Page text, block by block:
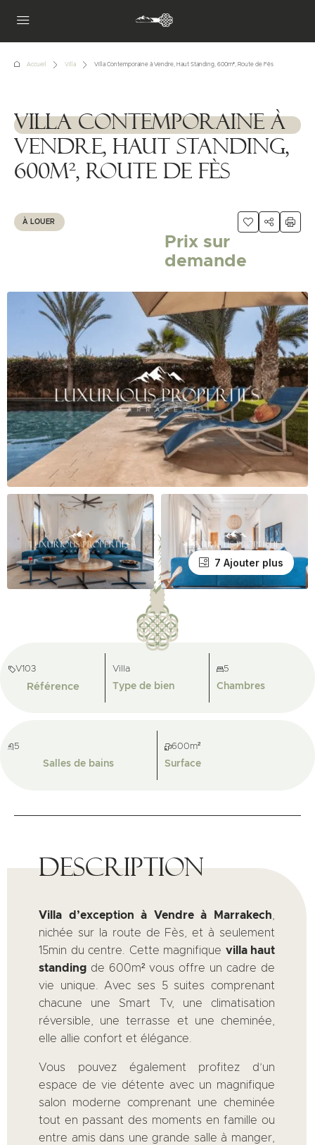
Accueil Villa Villa Contemporaine à Vendre, Haut Standing, 600m², Route de Fès
1111111
Villa Contemporaine à
Vendre, Haut Standing,
600m², Route de Fès
À LOUER
Prix sur
demande
7 Ajouter plus
V103
Référence
Villa
Type de bien
5
Chambres
5
Salles de bains
600m²
Surface
Description
Villa d’exception à Vendre à Marrakech,
nichée sur la route de Fès, et à seulement
15min du centre. Cette magnifique villa haut
standing de 600m² vous offre un cadre de
vie unique. Avec ses 5 suites comprenant
chacune une Smart Tv, une climatisation
réversible, une terrasse et une cheminée,
elle allie confort et élégance.
Vous pouvez également profitez d’un
espace de vie détente avec un magnifique
salon moderne comprenant une cheminée
tout en passant des moments en famille ou
entre amis dans une grande salle à manger,